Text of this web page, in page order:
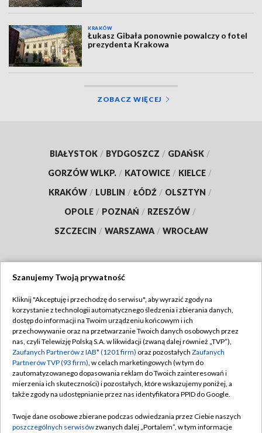
KRAKÓW
Łukasz Gibała ponownie powalczy o fotel
prezydenta Krakowa
ZOBACZ WIĘCEJ
BIAŁYSTOK / BYDGOSZCZ / GDAŃSK /
GORZÓW WLKP. / KATOWICE / KIELCE /
KRAKÓW / LUBLIN / ŁÓDŹ / OLSZTYN /
OPOLE / POZNAŃ / RZESZÓW /
SZCZECIN / WARSZAWA / WROCŁAW
TVP
Abonament TVP
Emisja w TVP
Centrum informacji TVP
Naziemna Telewizja Cyfrowa
Rada Programowa
Regulamin TVP
Polityka prywatności
Moje zgody
Pomoc
Kontakt
Szanujemy Twoją prywatność
Kliknij "Akceptuję i przechodzę do serwisu", aby wyrazić zgody na
korzystanie z technologii automatycznego śledzenia i zbierania danych,
dostęp do informacji na Twoim urządzeniu końcowym i ich
przechowywanie oraz na przetwarzanie Twoich danych osobowych przez
nas, czyli Telewizję Polską S.A. w likwidacji (zwaną dalej również „TVP”),
Zaufanych Partnerów z IAB* (1201 firm) oraz pozostałych Zaufanych
Partnerów TVP (93 firm), w celach marketingowych (w tym do
zautomatyzowanego dopasowania reklam do Twoich zainteresowań i
mierzenia ich skuteczności) i pozostałych, które wskazujemy poniżej, a
także zgody na udostępnianie przez nas identyfikatora PPID do Google.
Twoje dane osobowe zbierane podczas odwiedzania przez Ciebie naszych
poszczególnych serwisówzwanych dalej „Portalem”, w tym informacje